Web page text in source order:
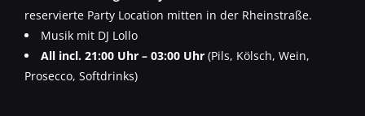
reservierte Party Location mitten in der Rheinstraße.
Musik mit DJ Lollo
All incl. 21:00 Uhr – 03:00 Uhr (Pils, Kölsch, Wein,
Prosecco, Softdrinks)